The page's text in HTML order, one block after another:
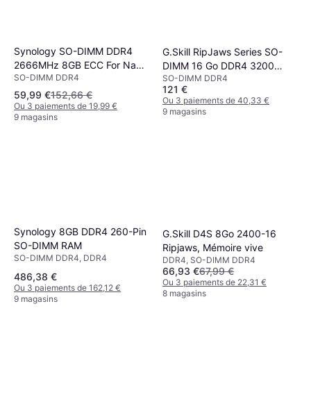
Synology SO-DIMM DDR4
2666MHz 8GB ECC For Nas
(D4ES01-8G)
SO-DIMM DDR4
59,99 €152,66 €
Ou 3 paiements de 19,99 €
9 magasins
G.Skill RipJaws Series SO-
DIMM 16 Go DDR4 3200
MHz CL22
SO-DIMM DDR4
121 €
Ou 3 paiements de 40,33 €
9 magasins
Synology 8GB DDR4 260-Pin
SO-DIMM RAM
SO-DIMM DDR4, DDR4
486,38 €
Ou 3 paiements de 162,12 €
9 magasins
G.Skill D4S 8Go 2400-16
Ripjaws, Mémoire vive
DDR4, SO-DIMM DDR4
66,93 €67,99 €
Ou 3 paiements de 22,31 €
8 magasins